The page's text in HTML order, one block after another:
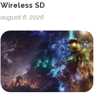
Wireless SD
augusti 6, 2026